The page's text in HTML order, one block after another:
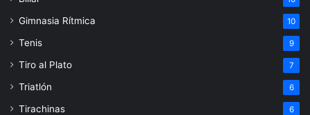
Gimnasia Rítmica 10
Tenis 9
Tiro al Plato 7
Triatlón 6
Tirachinas 6